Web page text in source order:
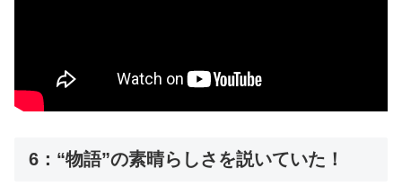
6：“物語”の素晴らしさを説いていた！